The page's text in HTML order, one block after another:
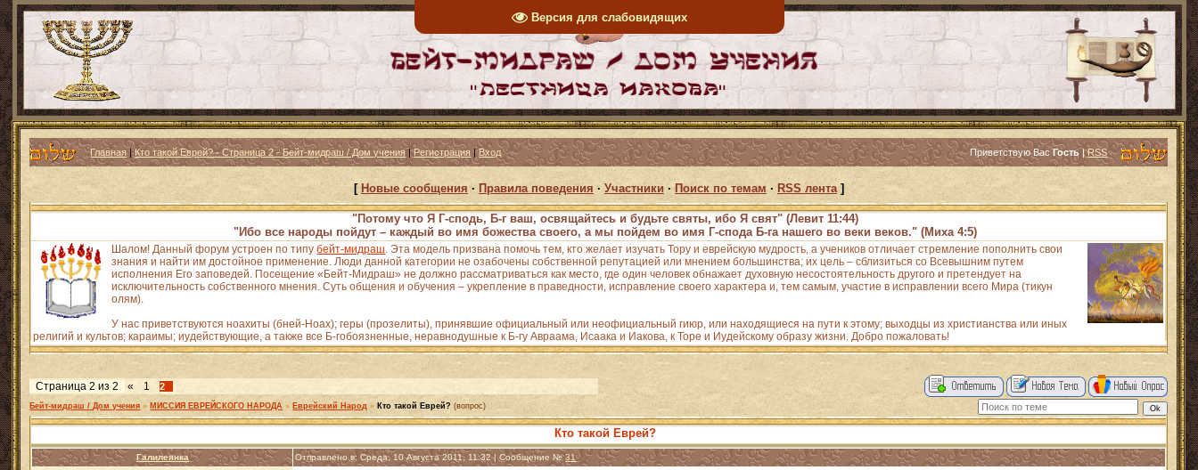
Версия для слабовидящих
Главная|Кто такой Еврей? - Страница 2 - Бейт-мидраш / Дом учения|Регистрация |Вход Приветствую Вас Гость|RSS
[ Новые сообщения · Правила поведения · Участники· Поиск по темам · RSS лента]
"Потому что Я Г-сподь, Б-г ваш, освящайтесь и будьте святы, ибо Я свят" (Левит 11:44)
"Ибо все народы пойдут – каждый во имя божества своего, а мы пойдем во имя Г-спода Б-га нашего во веки веков." (Миха 4:5)
Шалом! Данный форум устроен по типубейт-мидраш. Эта модель призвана помочь тем, кто желает изучать Тору и еврейскую мудрость, а учеников отличает стремление пополнить свои
знания и найти им достойное применение. Люди данной категории не озабочены собственной репутацией или мнением большинства; их цель – сблизиться со Всевышним путем
исполнения Его заповедей. Посещение «Бейт-Мидраш» не должно рассматриваться как место, где один человек обнажает духовную несостоятельность другого и претендует на
исключительность собственного мнения. Суть общения и обучения – укрепление в праведности, исправление своего характера и, тем самым, участие в исправлении всего Мира (тикун
олям).
У нас приветствуются ноахиты (бней-Ноах); геры (прозелиты), принявшие официальный или неофициальный гиюр, или находящиеся на пути к этому; выходцы из христианства или иных
религий и культов; караимы; иудействующие, а также все Б-гобоязненные, неравнодушные к Б-гу Авраама, Исаака и Иакова, к Торе и Иудейскому образу жизни. Добро пожаловать!
Страница2 из2 « 1 2
Бейт-мидраш / Дом учения » МИССИЯ ЕВРЕЙСКОГО НАРОДА » Еврейский Народ » Кто такой Еврей? (вопрос)
Кто такой Еврей?
Галилеянка Отправлено в: Среда, 10 Августа 2011, 11:32 | Сообщение №31